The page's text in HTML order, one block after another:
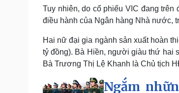
Tuy nhiên, do cổ phiếu VIC đang
điều hành của Ngân hàng Nhà nước,
Hai nữ đại gia ngành sản xuất hoàn
tỷ đồng). Bà Hiền, người giàu thứ hai
Bà Trương Thị Lệ Khanh là Chủ tịch
Ngắm